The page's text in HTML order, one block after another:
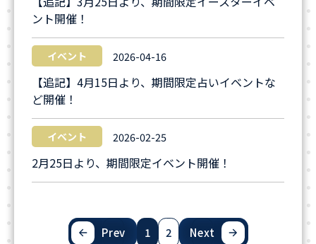
ント開催！
イベント
【追記】4月15日より、期間限定占いイベントな
ど開催！
2026-04-16
イベント
2月25日より、期間限定イベント開催！
2026-02-25
Prev 1 2 Next